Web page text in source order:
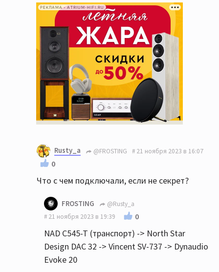
РЕКЛАМА • ATRIUM-HIFI.RU
Rusty_a @FROSTING 21 ноября 2023 в 16:07
0
Что с чем подключали, если не секрет?
FROSTING
@Rusty_a
21 ноября 2023 в 19:39
0
NAD C545-T (транспорт) -> North Star
Design DAC 32 -> Vincent SV-737 -> Dynaudio
Evoke 20